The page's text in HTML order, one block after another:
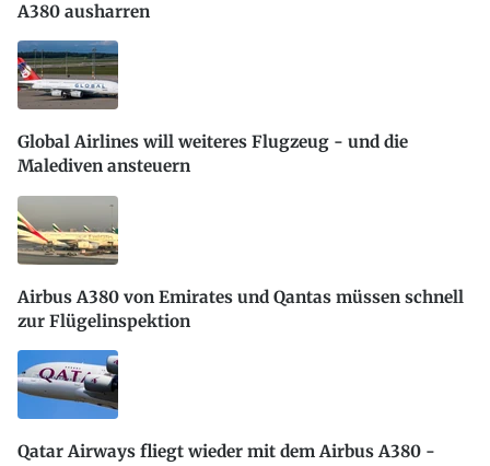
A380 ausharren
Global Airlines will weiteres Flugzeug - und die
Malediven ansteuern
Airbus A380 von Emirates und Qantas müssen schnell
zur Flügelinspektion
Qatar Airways fliegt wieder mit dem Airbus A380 -